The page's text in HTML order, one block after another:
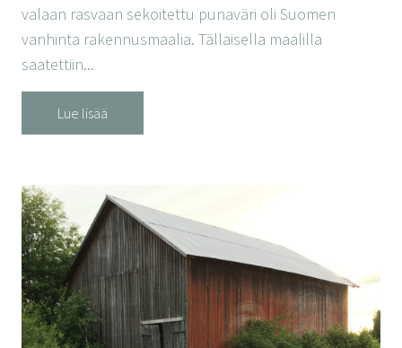
valaan rasvaan sekoitettu punaväri oli Suomen
vanhinta rakennusmaalia. Tällaisella maalilla
saatettiin...
Lue lisää